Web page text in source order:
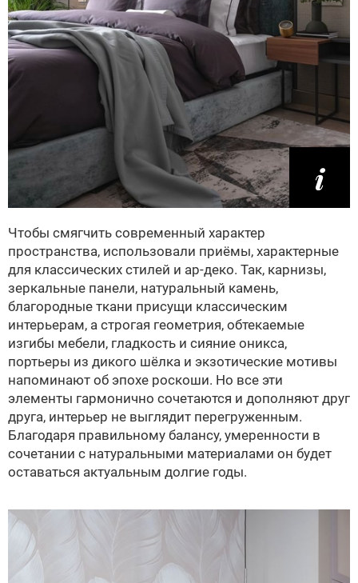
Чтобы смягчить современный характер
пространства, использовали приёмы, характерные
для классических стилей и ар-деко. Так, карнизы,
зеркальные панели, натуральный камень,
благородные ткани присущи классическим
интерьерам, а строгая геометрия, обтекаемые
изгибы мебели, гладкость и сияние оникса,
портьеры из дикого шёлка и экзотические мотивы
напоминают об эпохе роскоши. Но все эти
элементы гармонично сочетаются и дополняют друг
друга, интерьер не выглядит перегруженным.
Благодаря правильному балансу, умеренности в
сочетании с натуральными материалами он будет
оставаться актуальным долгие годы.